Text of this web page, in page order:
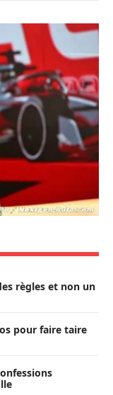
règles et non un
pour faire taire